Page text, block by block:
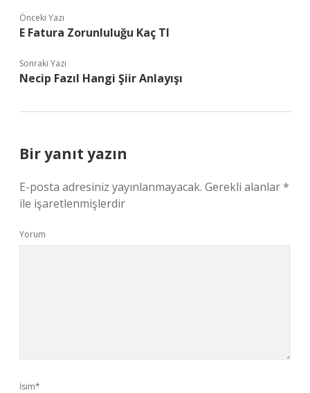
Önceki Yazı
E Fatura Zorunluluğu Kaç Tl
Sonraki Yazı
Necip Fazıl Hangi Şiir Anlayışı
Bir yanıt yazın
E-posta adresiniz yayınlanmayacak. Gerekli alanlar*
ile işaretlenmişlerdir
Yorum
İsim*